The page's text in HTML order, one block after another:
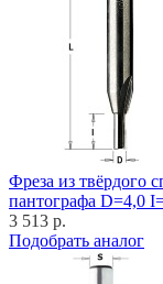
Фреза из твёрдого
пантографа D=4,0
3 513 р.
Подобрать аналог